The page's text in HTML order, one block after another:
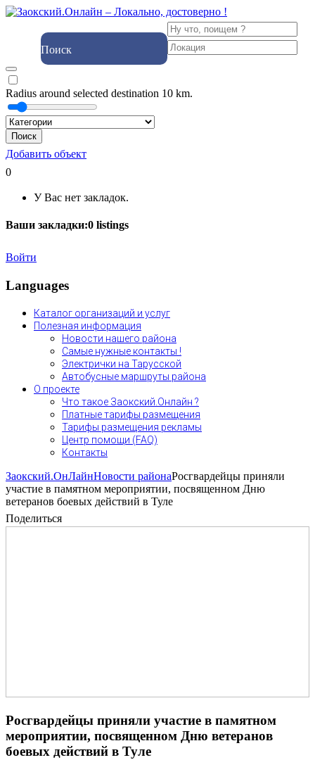
Поиск
Radius around selected destination 10 km.
Поиск
Добавить объект
0
У Вас нет закладок.
Ваши закладки:0 listings
Войти
Languages
Каталог организаций и услуг
Полезная информация
Новости нашего района
Самые нужные контакты !
Электрички на Тарусской
Автобусные маршруты района
О проекте
Что такое Заокский.Онлайн ?
Платные тарифы размещения
Тарифы размещения рекламы
Центр помощи (FAQ)
Контакты
Заокский.ОнЛайнНовости районаРосгвардейцы приняли
участие в памятном мероприятии, посвященном Дню
ветеранов боевых действий в Туле
Поделиться
Росгвардейцы приняли участие в памятном
мероприятии, посвященном Дню ветеранов
боевых действий в Туле